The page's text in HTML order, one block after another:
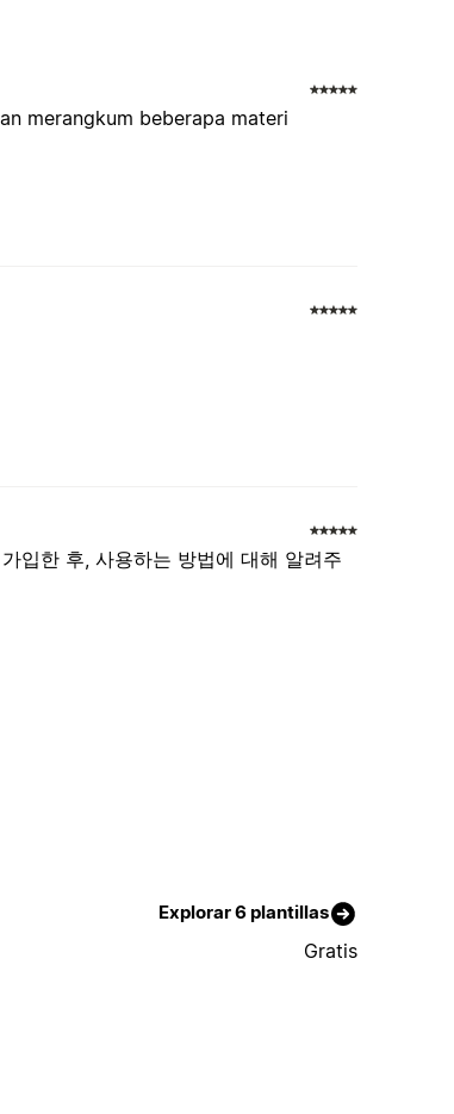
merangkum beberapa materi
입한 후, 사용하는 방법에 대해 알려주
Explorar 6 plantillas
Gratis